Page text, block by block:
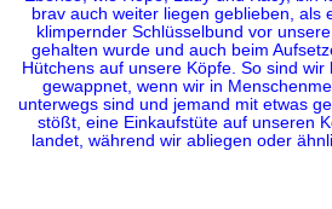
brav auch weiter liegen geblieben, als
klimpernder Schlüsselbund vor
gehalten wurde und auch beim
Hütchens auf unsere Köpfe. So sind wir
gewappnet, wenn wir in
unterwegs sind und jemand mit etwas
stößt, eine Einkaufstüte auf unseren
landet, während wir abliegen oder